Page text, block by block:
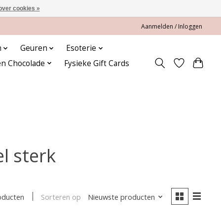
Aanmelden / Inloggen
Geuren
Esoterie
Chocolade
Fysieke Gift Cards
sterk
Sorteren op Nieuwste producten
cookies »